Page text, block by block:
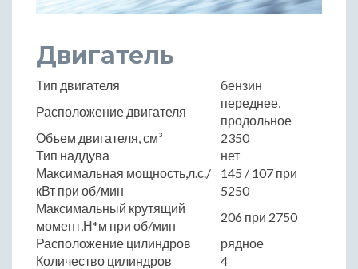
Двигатель
Тип двигателя
бензин
Расположение двигателя
переднее,
продольное
Объем двигателя, см³
2350
Тип наддува
нет
Максимальная мощность,л.с./
кВт при об/мин
145 / 107 при
5250
Максимальный крутящий
момент,Н*м при об/мин
206 при 2750
Расположение цилиндров
рядное
Количество цилиндров
4